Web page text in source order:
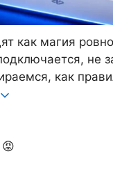
как магия
не
как
😡